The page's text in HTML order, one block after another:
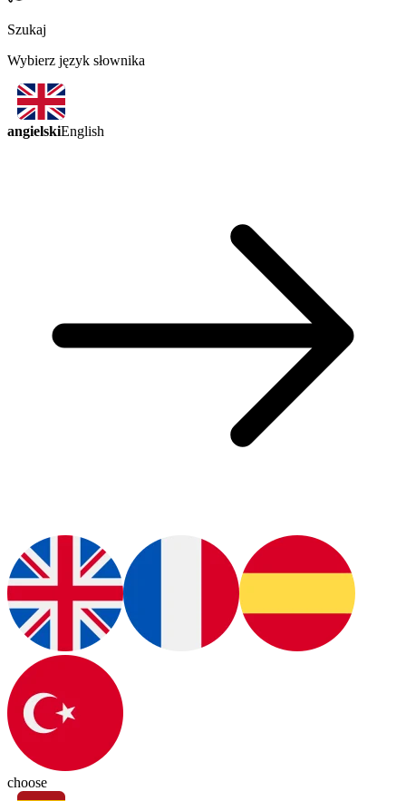
Szukaj
Wybierz język słownika
angielskiEnglish
choose